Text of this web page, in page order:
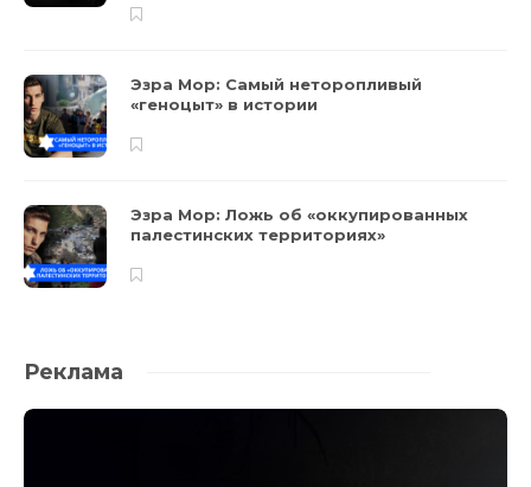
Эзра Мор: Самый неторопливый
«геноцыт» в истории
Эзра Мор: Ложь об «оккупированных
палестинских территориях»
Реклама